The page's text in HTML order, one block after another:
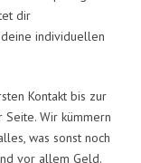
dir
individuellen
Kontakt bis zur
Wir kümmern
was sonst noch
vor allem Geld.